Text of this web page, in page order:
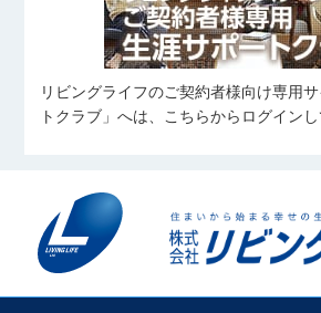
リビングライフのご契約者様向け専用
トクラブ」へは、こちらからログイン